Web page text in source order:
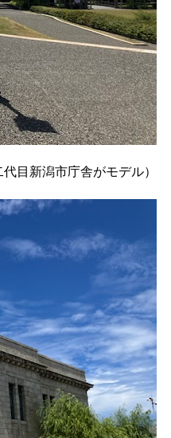
目新潟市庁舎がモデル）